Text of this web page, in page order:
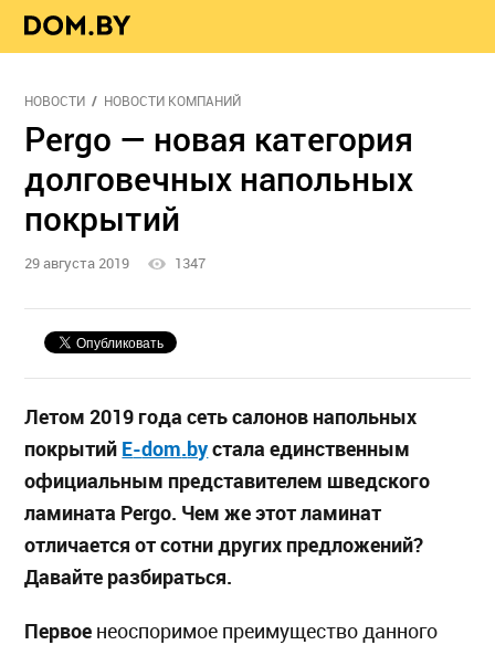
НОВОСТИ НОВОСТИ КОМПАНИЙ
Pergo — новая категория
долговечных напольных
покрытий
29 августа 2019 1347
Летом 2019 года сеть салонов напольных
покрытий E-dom.byстала единственным
официальным представителем шведского
ламината Pergo. Чем же этот ламинат
отличается от сотни других предложений?
Давайте разбираться.
Первое неоспоримое преимущество данного